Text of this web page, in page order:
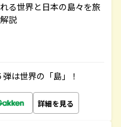
る世界と日本の島々を旅
説
は世界の「島」！
詳細を見る